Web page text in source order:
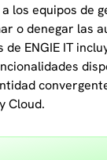
los equipos de
o denegar las
de ENGIE IT
Cloud.